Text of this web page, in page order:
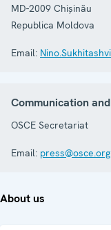
MD-2009 Chișinău
Republica Moldova
Email:
Communication
OSCE Secretariat
Email: press@osce.org
About us